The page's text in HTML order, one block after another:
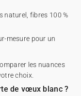
naturel, fibres 100 %
mesure pour un
les nuances
choix.
de vœux blanc ?